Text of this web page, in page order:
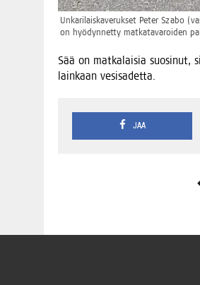
Unka­ri­lais­ka­ve­ruk­set Peter Sza­bo
on hyö­dyn­net­ty mat­ka­ta­va­roi­den
Sää on mat­ka­lai­sia suo­si­nut,
lain­kaan vesisadetta.
JAA